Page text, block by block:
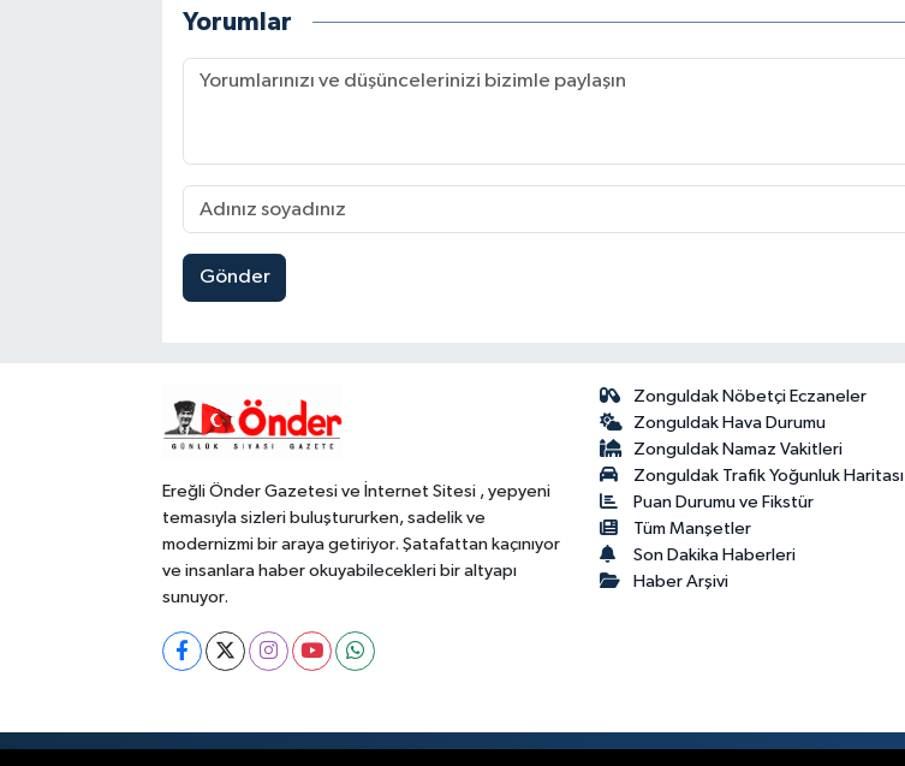
Yorumlar
Gönder
Ereğli Önder Gazetesi ve İnternet Sitesi , yepyeni
temasıyla sizleri buluştururken, sadelik ve
modernizmi bir araya getiriyor. Şatafattan kaçınıyor
ve insanlara haber okuyabilecekleri bir altyapı
sunuyor.
Zonguldak Nöbetçi Eczaneler
Zonguldak Hava Durumu
Zonguldak Namaz Vakitleri
Zonguldak Trafik Yoğunluk Haritası
Puan Durumu ve Fikstür
Tüm Manşetler
Son Dakika Haberleri
Haber Arşivi